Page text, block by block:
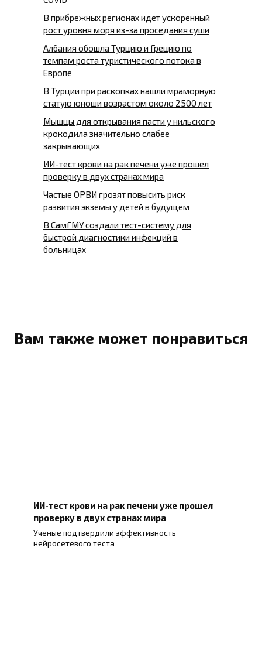
В прибрежных регионах идет ускоренный
рост уровня моря из-за проседания суши
Албания обошла Турцию и Грецию по
темпам роста туристического потока в
Европе
В Турции при раскопках нашли мраморную
статую юноши возрастом около 2500 лет
Мышцы для открывания пасти у нильского
крокодила значительно слабее
закрывающих
ИИ-тест крови на рак печени уже прошел
проверку в двух странах мира
Частые ОРВИ грозят повысить риск
развития экземы у детей в будущем
В СамГМУ создали тест-систему для
быстрой диагностики инфекций в
больницах
Вам также может понравиться
ИИ-тест крови на рак печени уже прошел
проверку в двух странах мира
Ученые подтвердили эффективность
нейросетевого теста